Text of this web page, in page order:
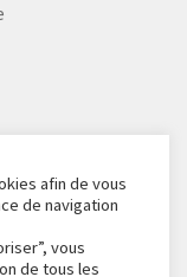
afin de vous
de navigation
vous
de tous les